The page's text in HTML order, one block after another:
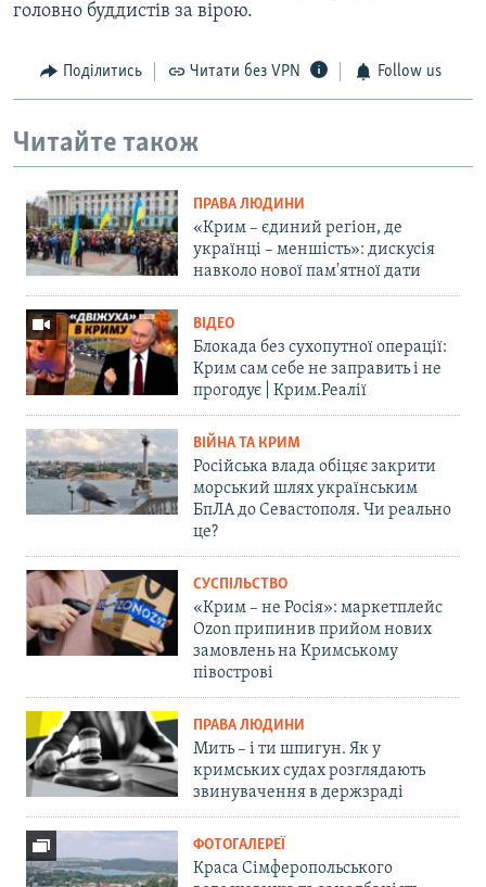
головно буддистів за вірою.
Поділитись Читати без VPN Follow us
Читайте також
ПРАВА ЛЮДИНИ
«Крим – єдиний регіон, де
українці – меншість»: дискусія
навколо нової пам'ятної дати
ВІДЕО
Блокада без сухопутної операції:
Крим сам себе не заправить і не
прогодує | Крим.Реалії
ВІЙНА ТА КРИМ
Російська влада обіцяє закрити
морський шлях українським
БпЛА до Севастополя. Чи реально
це?
СУСПІЛЬСТВО
«Крим – не Росія»: маркетплейс
Ozon припинив прийом нових
замовлень на Кримському
півострові
ПРАВА ЛЮДИНИ
Мить – і ти шпигун. Як у
кримських судах розглядають
звинувачення в держзраді
ФОТОГАЛЕРЕЇ
Краса Сімферопольського